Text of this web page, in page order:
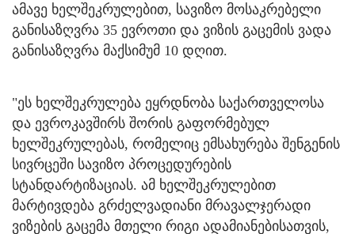
ამავე ხელშეკრულებით, სავიზო მოსაკრებელი
განისაზღვრა 35 ევროთი და ვიზის გაცემის ვადა
განისაზღვრა მაქსიმუმ 10 დღით.
"ეს ხელშეკრულება ეყრდნობა საქართველოსა
და ევროკავშირს შორის გაფორმებულ
ხელშეკრულებას, რომელიც ემსახურება შენგენის
სივრცეში სავიზო პროცედურების
სტანდარტიზაციას. ამ ხელშეკრულებით
მარტივდება გრძელვადიანი მრავალჯერადი
ვიზების გაცემა მთელი რიგი ადამიანებისათვის,